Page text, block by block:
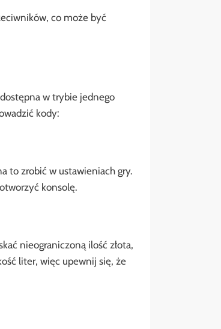
co może być
w trybie jednego
kody:
to zrobić w ustawieniach gry.
konsolę.
nieograniczoną ilość złota,
liter, więc upewnij się, że